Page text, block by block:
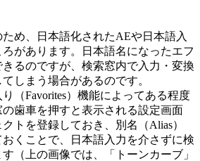
め、日本語化されたAEや日本語入
があります。日本語名になったエフ
るのですが、検索窓内で入力・変換
しまう場合があるのです。
（Favorites）機能によってある程度
歯車を押すと表示される設定画面
トを登録しておき、別名（Alias）
くことで、日本語入力を介さずに検
（上の画像では、「トーンカーブ」